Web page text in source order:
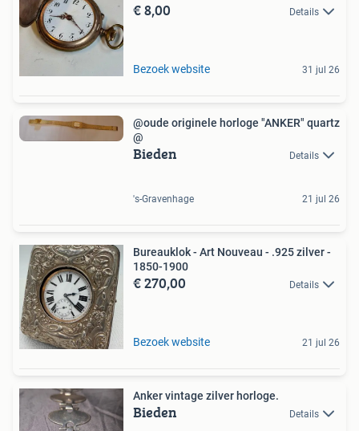
€ 8,00 Details
Bezoek website 31 jul 26
@oude originele horloge "ANKER" quartz
@
Bieden Details
's-Gravenhage 21 jul 26
Bureauklok - Art Nouveau - .925 zilver -
1850-1900
€ 270,00 Details
Bezoek website 21 jul 26
Anker vintage zilver horloge.
Bieden Details